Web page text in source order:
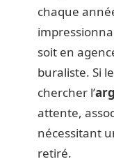
chaque
soit en
buraliste. Si le
chercher l’
attente,
nécessitant
retiré.